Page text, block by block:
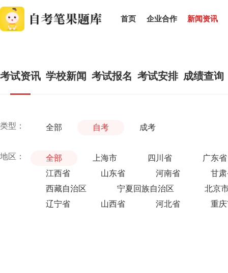
首页 企业合作 新闻资讯
考试资讯 学校新闻 考试报名 考试安排 成绩查询
类型： 全部 自考 成考
地区： 全部 上海市 四川省
广东省
江西省
山东省 河南省
甘
西藏自治区
宁夏回族自治区
北京
辽宁省
山西省 河北省 重